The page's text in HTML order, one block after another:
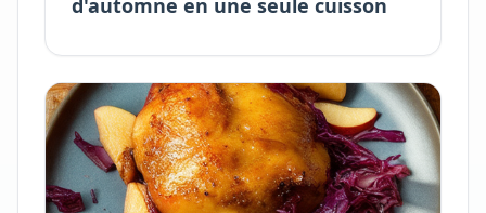
d'automne en une seule cuisson